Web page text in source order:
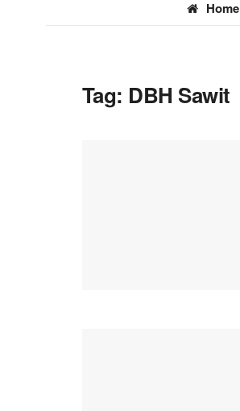
Home
Tag: DBH Sawit